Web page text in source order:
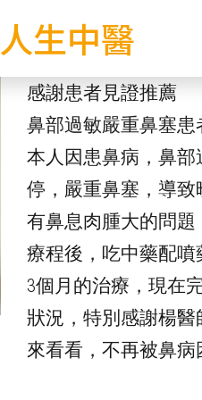
人生中醫
感謝患者見證推薦
鼻部過敏嚴重鼻塞患
本人因患鼻病，鼻
停，嚴重鼻塞，導
有鼻息肉腫大的問
療程後，吃中藥配
3個月的治療，現在
狀況，特別感謝楊
來看看，不再被鼻